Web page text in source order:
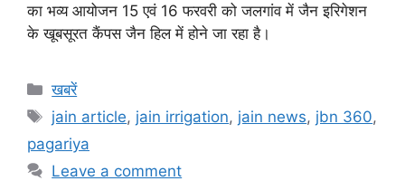
का भव्य आयोजन 15 एवं 16 फरवरी को जलगांव में जैन इरिगेशन
के खूबसूरत कैंपस जैन हिल में होने जा रहा है।
Categories
खबरें
Tags
jain article, jain irrigation, jain news, jbn 360,
pagariya
Leave a comment